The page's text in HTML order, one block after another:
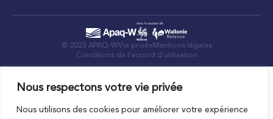
Nous respectons votre vie privée
Nous utilisons des cookies pour améliorer votre expérience
© 2023 APAQ-WVie privée Mentions légales
Conditions de l’accord d’utilisation